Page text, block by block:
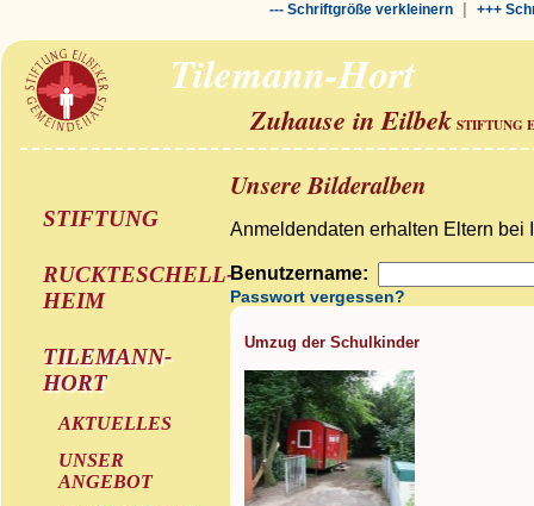
--- Schriftgröße verkleinern| +++
Tilemann-Hort
Zuhause in Eilbek STIFTUNG
STIFTUNG
RUCKTESCHELL-
HEIM
TILEMANN-
HORT
AKTUELLES
UNSER
ANGEBOT
Unsere Bilderalben
Anmeldendaten erhalten Eltern bei
Benutzername:
Passwort vergessen?
Umzug der Schulkinder